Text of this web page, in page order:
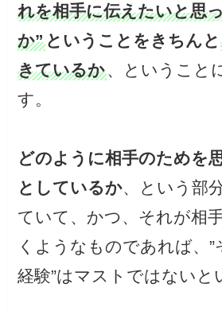
れを相手に伝えたいと思
か” ということをきちんと
きているか、ということ
す。
どのように相手のためを
としているか、という部
ていて、かつ、それが相
くようなものであれば、
経験”はマストではないと